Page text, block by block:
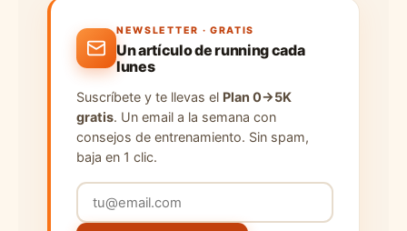
NEWSLETTER · GRATIS
Un artículo de running cada
lunes
Suscríbete y te llevas el Plan 0→5K
gratis. Un email a la semana con
consejos de entrenamiento. Sin spam,
baja en 1 clic.